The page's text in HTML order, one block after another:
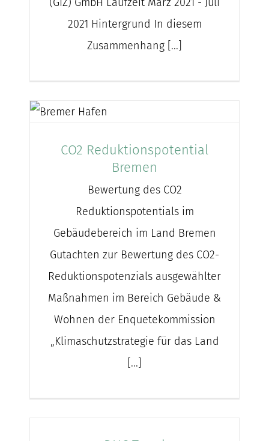
2021 Hintergrund In diesem
Zusammenhang [...]
CO2 Reduktionspotential
Bremen
Bewertung des CO2
Reduktionspotentials im
Gebäudebereich im Land Bremen
Gutachten zur Bewertung des CO2-
Reduktionspotenzials ausgewählter
Maßnahmen im Bereich Gebäude &
Wohnen der Enquetekommission
„Klimaschutzstrategie für das Land
[...]